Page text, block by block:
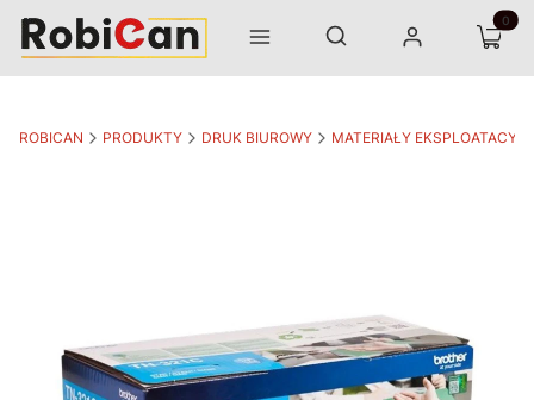
Menu Otwórz wyszukiwarkę
Szukaj Zaloguj się Koszyk
ROBICAN PRODUKTY DRUK BIUROWY MATERIAŁY